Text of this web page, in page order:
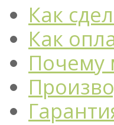
Как
Как
Почему